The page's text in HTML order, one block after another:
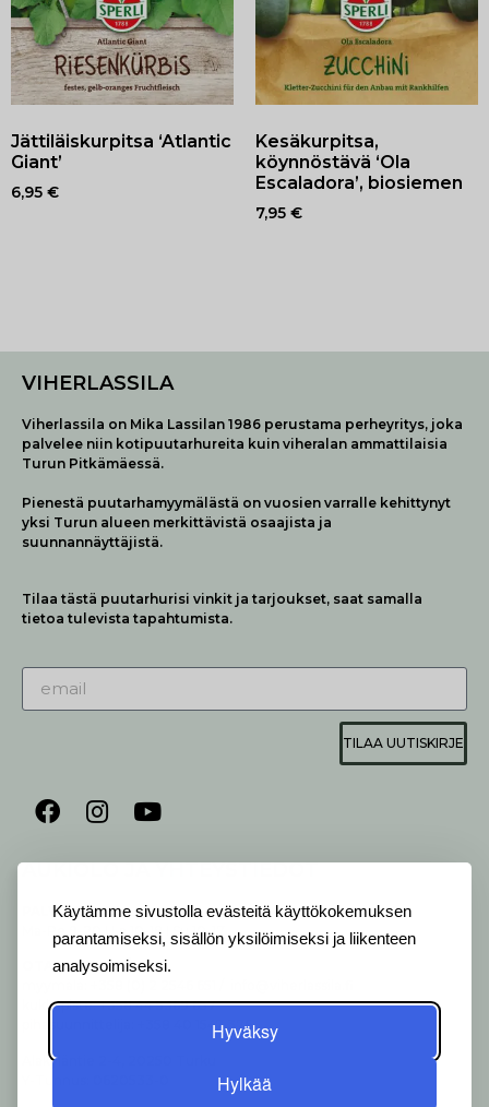
Käytämme sivustolla evästeitä käyttökokemuksen
parantamiseksi, sisällön yksilöimiseksi ja liikenteen
analysoimiseksi.
Hyväksy
Hylkää
Jättiläiskurpitsa ‘Atlantic
Giant’
6,95 €
Kesäkurpitsa,
köynnöstävä ‘Ola
Escaladora’, biosiemen
7,95 €
VIHERLASSILA
Viherlassila on Mika Lassilan 1986 perustama perheyritys, joka
palvelee niin kotipuutarhureita kuin viheralan ammattilaisia
Turun Pitkämäessä.
Pienestä puutarhamyymälästä on vuosien varralle kehittynyt
yksi Turun alueen merkittävistä osaajista ja
suunnannäyttäjistä.
Tilaa tästä puutarhurisi vinkit ja tarjoukset, saat samalla
tietoa tulevista tapahtumista.
TILAA UUTISKIRJE
AUKIOLO JA YHTEYSTIEDOT
ALVELEMME:
Ma-Pe 9-20 I La 10-18 I Su 10-17
OTA YHTEYTTÄ:
kukkapiste: +358 44 5369 657
pihasuunnittelija: +358 40 1547 376
Alakyläntie 2-4, 20250 Turku